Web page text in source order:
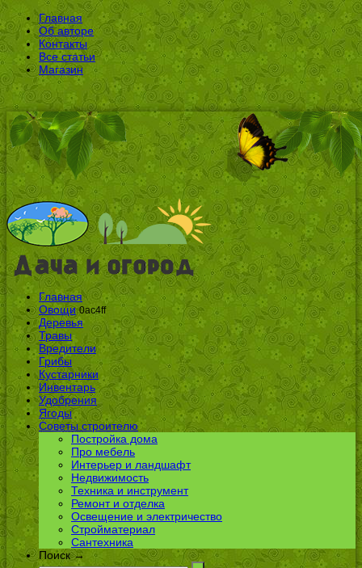
Главная
Об авторе
Контакты
Все статьи
Магазин
Главная
Овощи 0ac4ff
Деревья
Травы
Вредители
Грибы
Кустарники
Инвентарь
Удобрения
Ягоды
Советы строителю
Постройка дома
Про мебель
Интерьер и ландшафт
Недвижимость
Техника и инструмент
Ремонт и отделка
Освещение и электричество
Стройматериал
Сантехника
Поиск →